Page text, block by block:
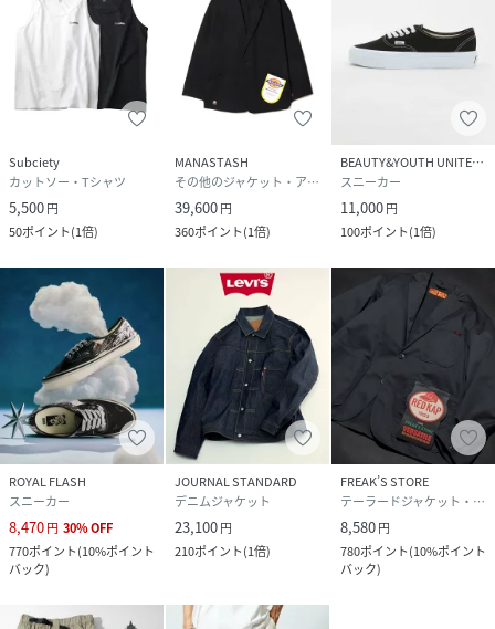
Subciety
カットソー・Tシャツ
5,500円
50ポイント(1倍)
MANASTASH
その他のジャケット・アウター
39,600円
360ポイント(1倍)
BEAUTY&YOUTH UNITED ARROWS
スニーカー
11,000円
100ポイント(1倍)
ROYAL FLASH
スニーカー
8,470円 30%OFF
770ポイント(10%ポイント
バック)
JOURNAL STANDARD
デニムジャケット
23,100円
210ポイント(1倍)
FREAK’S STORE
テーラードジャケット・ブレザー
8,580円
780ポイント(10%ポイント
バック)